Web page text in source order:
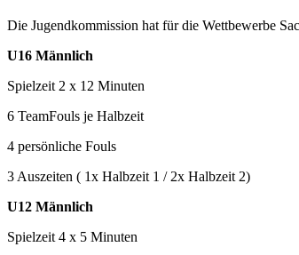
Die Jugendkommission hat für die Wettbewerbe
U16 Männlich
Spielzeit 2 x 12 Minuten
6 TeamFouls je Halbzeit
4 persönliche Fouls
3 Auszeiten ( 1x Halbzeit 1 / 2x Halbzeit 2)
U12 Männlich
Spielzeit 4 x 5 Minuten